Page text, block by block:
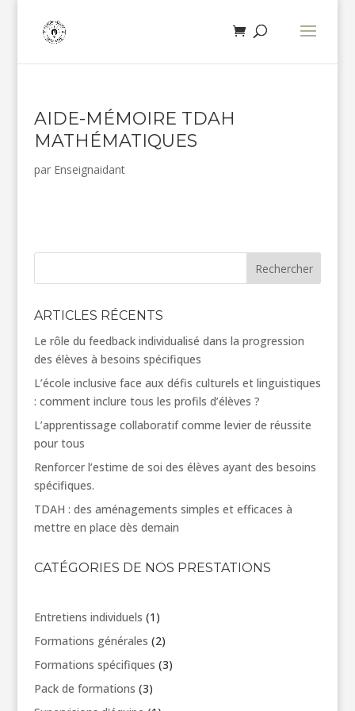
AIDE-MÉMOIRE TDAH
MATHÉMATIQUES
par Enseignaidant
Rechercher
ARTICLES RÉCENTS
Le rôle du feedback individualisé dans la progression
des élèves à besoins spécifiques
L’école inclusive face aux défis culturels et linguistiques
: comment inclure tous les profils d’élèves ?
L’apprentissage collaboratif comme levier de réussite
pour tous
Renforcer l’estime de soi des élèves ayant des besoins
spécifiques.
TDAH : des aménagements simples et efficaces à
mettre en place dès demain
CATÉGORIES DE NOS PRESTATIONS
Entretiens individuels 1 1
produit
Formations générales 22
produits
Formations spécifiques 33
Pack de formations 33
produits